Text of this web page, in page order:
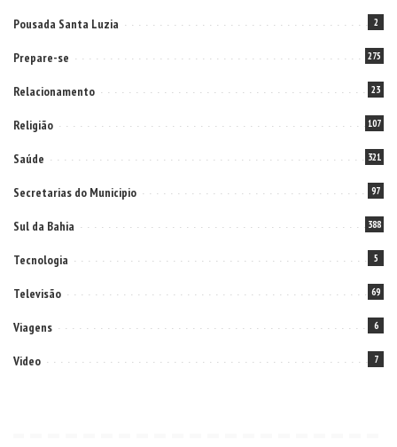
Pousada Santa Luzia 2
Prepare-se 275
Relacionamento 23
Religião 107
Saúde 321
Secretarias do Municipio 97
Sul da Bahia 388
Tecnologia 5
Televisão 69
Viagens 6
Video 7